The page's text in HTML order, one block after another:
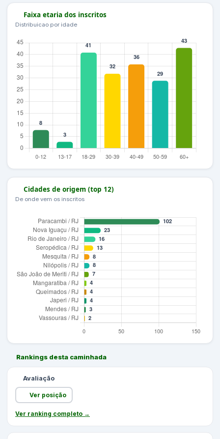
Faixa etaria dos inscritos
Distribuicao por idade
Cidades de origem (top 12)
De onde vem os inscritos
Rankings desta caminhada
Avaliação
Ver posição
Ver ranking completo →